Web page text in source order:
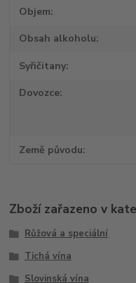
Objem
Obsah alkoholu
Syřičitany
Dovozce
Země původu
Zboží zařazeno v
Růžová a speciální
Tichá vína
Slovinská vína